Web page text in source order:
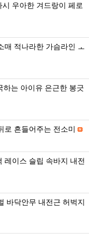
우아한 겨드랑이 페로
매 적나라한 가슴라인 ㅗ
하는 아이유 은근한 봉긋
로 흔들어주는 전소미
레이스 슬립 속바지 내전
바닥안무 내전근 허벅지